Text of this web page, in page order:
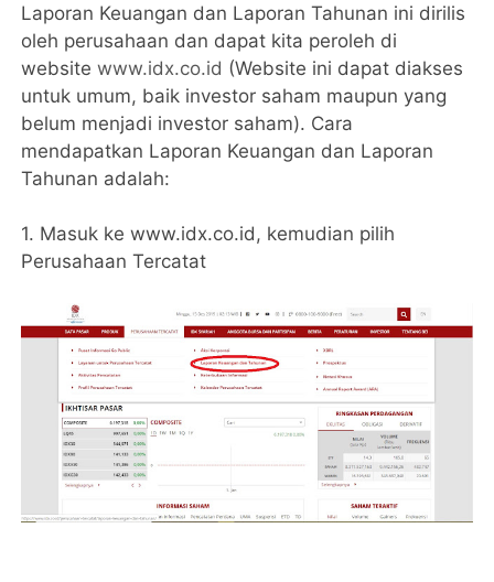
Laporan Keuangan dan Laporan Tahunan ini dirilis
oleh perusahaan dan dapat kita peroleh di
websitewww.idx.co.id (Website ini dapat diakses
untuk umum, baik investor saham maupun yang
belum menjadi investor saham). Cara
mendapatkan Laporan Keuangan dan Laporan
Tahunan adalah:
1. Masuk ke www.idx.co.id, kemudian pilih
Perusahaan Tercatat